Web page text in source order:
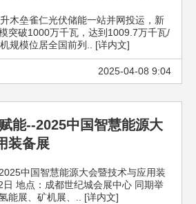
木垒雀仁光伏储能一站并网投运，新
突破1000万千瓦，达到1009.7万千瓦/
规模位居全国前列.. [详内文]
2025-04-08 9:04
能--2025中国智慧能源大
装备展
中国智慧能源大会暨技术与应用装
地点：成都世纪城会展中心 同期举
能展、矿机展、.. [详内文]